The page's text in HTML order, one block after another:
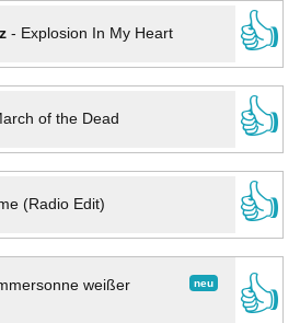
- Explosion In My Heart
👍
of the Dead
👍
(Radio Edit)
👍
neu
weißer
👍